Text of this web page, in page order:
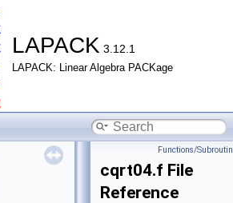
LAPACK 3.12.1
LAPACK: Linear Algebra PACKage
Functions/
cqrt04.f File
Reference